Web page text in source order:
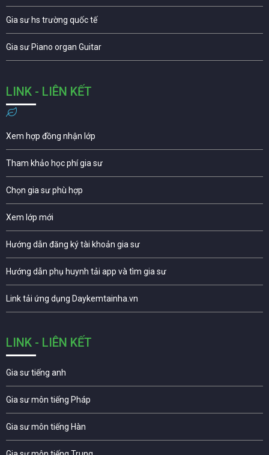
Gia sư hs trường quốc tế
Gia sư Piano organ Guitar
LINK - LIÊN KẾT
Xem hợp đồng nhận lớp
Tham khảo học phí gia sư
Chọn gia sư phù hợp
Xem lớp mới
Hướng dẫn đăng ký tài khoản gia sư
Hướng dẫn phụ huynh tải app và tìm gia sư
Link tải ứng dụng Daykemtainha.vn
LINK - LIÊN KẾT
Gia sư tiếng anh
Gia sư môn tiếng Pháp
Gia sư môn tiếng Hàn